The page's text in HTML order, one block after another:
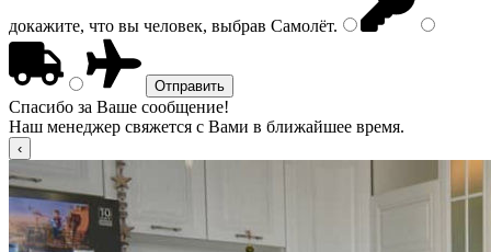
докажите, что вы человек, выбрав Самолёт.
Спасибо за Ваше сообщение!
Наш менеджер свяжется с Вами в ближайшее время.